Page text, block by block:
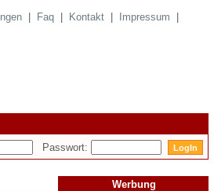
Faq Kontakt Impressum
Passwort:
Werbung